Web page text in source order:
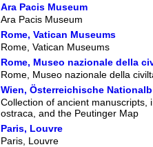
Ara Pacis Museum
Ara Pacis Museum
Rome, Vatican Museums
Rome, Vatican Museums
Rome, Museo nazionale della
Rome, Museo nazionale della
Wien, Österreichische
Collection of ancient manuscripts,
ostraca, and the Peutinger Map
Paris, Louvre
Paris, Louvre